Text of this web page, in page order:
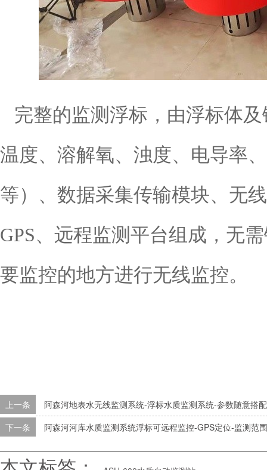
完整的监测浮标，由浮标体
温度、溶解氧、浊度、电导率、
等）、数据采集传输模块、无
GPS、远程监测平台组成，无
要监控的地方进行无线监控。
上一条
阿森河地表水无线监测系统-浮标水质监测系统-参数随意搭配
下一条
阿森河河库水质监测系统浮标可远程监控-GPS定位-监测范